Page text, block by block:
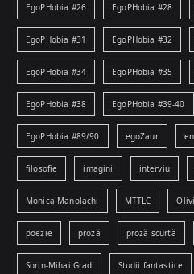
EgoPHobia #26 EgoPHobia #28
EgoPHobia #31 EgoPHobia #32
EgoPHobia #34 EgoPHobia #35
EgoPHobia #38 EgoPHobia #39-40
EgoPHobia #89/90 egoZaur
filosofie imagini interviu
Monica Manolachi MTTLC
poezie proză proză scurtă
Sorin-Mihai Grad Studii fantastice